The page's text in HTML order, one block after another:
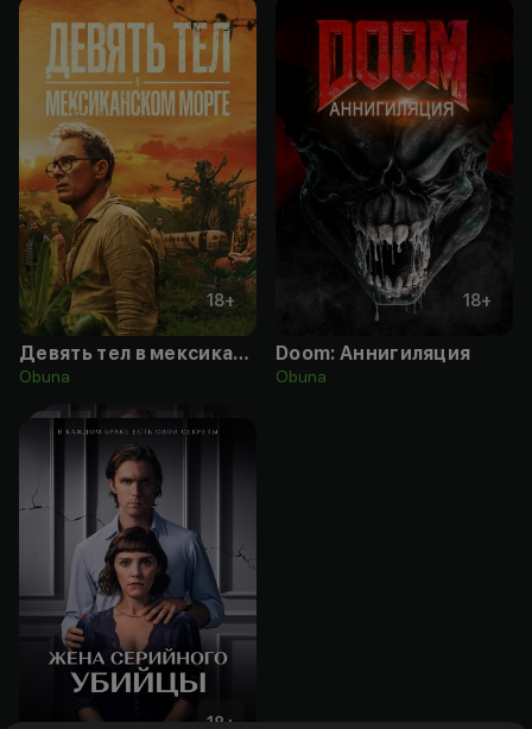
18+
Девять тел в мексиканском морге
Obuna
18+
Doom: Аннигиляция
Obuna
18 +